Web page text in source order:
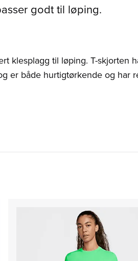
godt til løping.
klesplagg til løping. T-skjorten
er både hurtigtørkende og har